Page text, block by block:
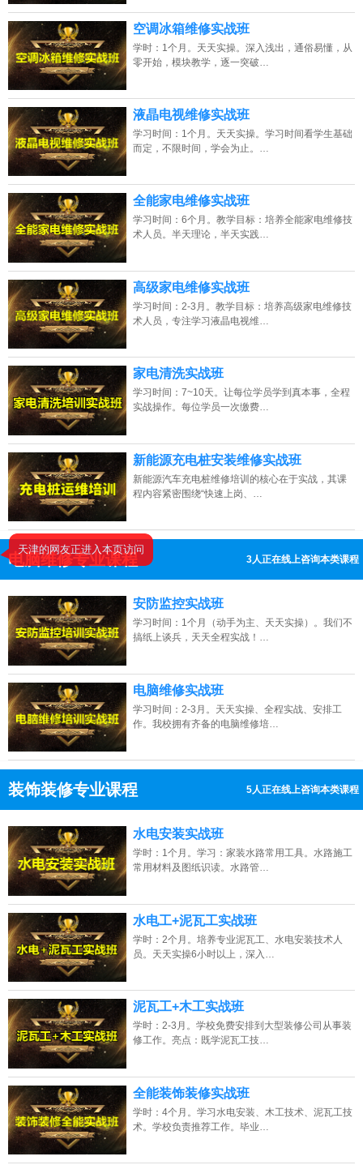
空调冰箱维修实战班
学时：1个月。天天实操。深入浅出，通俗易懂，从
零开始，模块教学，逐一突破…
液晶电视维修实战班
学习时间：1个月。天天实操。学习时间看学生基础
而定，不限时间，学会为止。…
全能家电维修实战班
学习时间：6个月。教学目标：培养全能家电维修技
术人员。半天理论，半天实践…
高级家电维修实战班
学习时间：2-3月。教学目标：培养高级家电维修技
术人员，专注学习液晶电视维…
家电清洗实战班
学习时间：7~10天。让每位学员学到真本事，全程
实战操作。每位学员一次缴费…
新能源充电桩安装维修实战班
新能源汽车充电桩维修培训的核心在于实战，其课
程内容紧密围绕“快速上岗、…
电脑维修专业课程 5人正在线上咨询本类课程
点击免费咨询电话：13807313137
安防监控实战班
学习时间：1个月（动手为主、天天实操）。我们不
搞纸上谈兵，天天全程实战！…
电脑维修实战班
学习时间：2-3月。天天实操、全程实战、安排工
作。我校拥有齐备的电脑维修培…
装饰装修专业课程 5人正在线上咨询本类课程
点击免费咨询电话：13807313137
水电安装实战班
学时：1个月。学习：家装水路常用工具。水路施工
常用材料及图纸识读。水路管…
水电工+泥瓦工实战班
学时：2个月。培养专业泥瓦工、水电安装技术人
员。天天实操6小时以上，深入…
泥瓦工+木工实战班
学时：2-3月。学校免费安排到大型装修公司从事装
修工作。亮点：既学泥瓦工技…
全能装饰装修实战班
学时：4个月。学习水电安装、木工技术、泥瓦工技
术。学校负责推荐工作。毕业…